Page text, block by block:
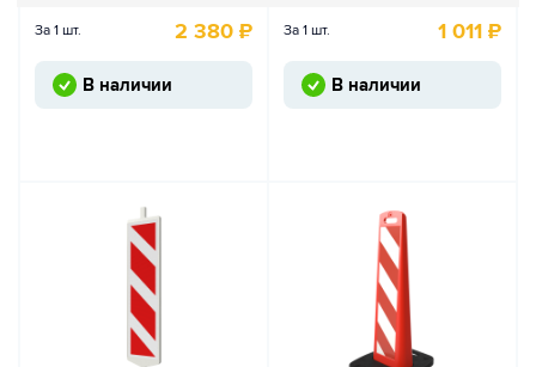
За 1 шт. 2 380 ₽
В наличии
За 1 шт. 1 011 ₽
В наличии